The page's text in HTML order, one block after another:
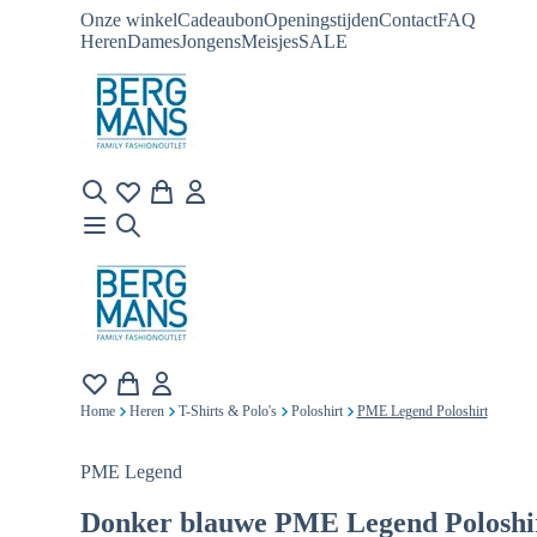
Onze winkelCadeaubonOpeningstijdenContactFAQ
HerenDamesJongensMeisjesSALE
Home Heren T-Shirts & Polo's Poloshirt PME Legend Poloshirt
PME Legend
Donker blauwe PME Legend